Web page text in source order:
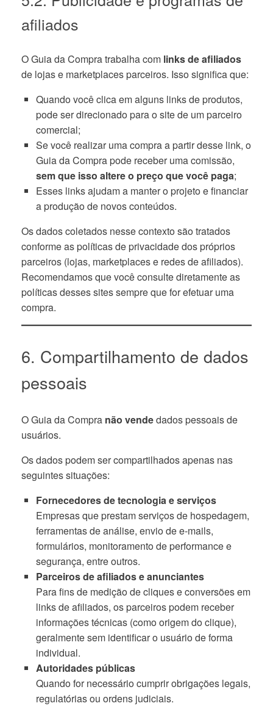
afiliados
O Guia da Compra trabalha com links de afiliados
de lojas e marketplaces parceiros. Isso significa que:
Quando você clica em alguns links de produtos,
pode ser direcionado para o site de um parceiro
comercial;
Se você realizar uma compra a partir desse link, o
Guia da Compra pode receber uma comissão,
sem que isso altere o preço que você paga;
Esses links ajudam a manter o projeto e financiar
a produção de novos conteúdos.
Os dados coletados nesse contexto são tratados
conforme as políticas de privacidade dos próprios
parceiros (lojas, marketplaces e redes de afiliados).
Recomendamos que você consulte diretamente as
políticas desses sites sempre que for efetuar uma
compra.
6. Compartilhamento de dados
pessoais
O Guia da Compra não vendedados pessoais de
usuários.
Os dados podem ser compartilhados apenas nas
seguintes situações:
Fornecedores de tecnologia e serviços
Empresas que prestam serviços de hospedagem,
ferramentas de análise, envio de e-mails,
formulários, monitoramento de performance e
segurança, entre outros.
Parceiros de afiliados e anunciantes
Para fins de medição de cliques e conversões em
links de afiliados, os parceiros podem receber
informações técnicas (como origem do clique),
geralmente sem identificar o usuário de forma
individual.
Autoridades públicas
Quando for necessário cumprir obrigações legais,
regulatórias ou ordens judiciais.